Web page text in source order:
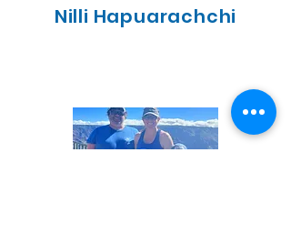
Nilli Hapuarachchi